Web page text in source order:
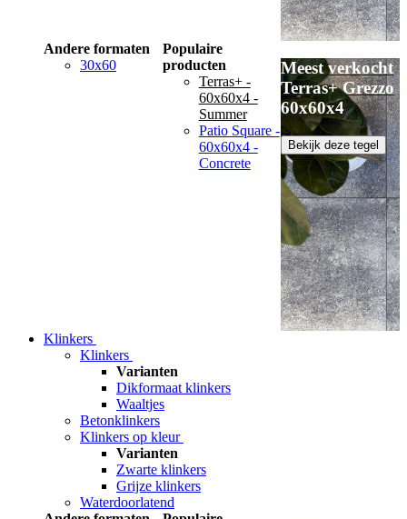
Andere formaten
30x60
Populaire
producten
Terras+ -
60x60x4 -
Summer
Patio Square -
60x60x4 -
Concrete
Meest verkocht
Terras+ Grezzo
60x60x4
Bekijk deze tegel
Klinkers
Klinkers
Varianten
Dikformaat klinkers
Waaltjes
Betonklinkers
Klinkers op kleur
Varianten
Zwarte klinkers
Grijze klinkers
Waterdoorlatend